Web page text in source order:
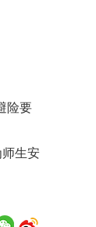
险要
生安